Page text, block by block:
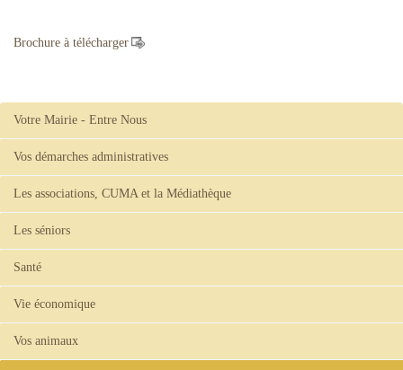
Brochure à télécharger
Votre Mairie - Entre Nous
Vos démarches administratives
Les associations, CUMA et la Médiathèque
Les séniors
Santé
Vie économique
Vos animaux